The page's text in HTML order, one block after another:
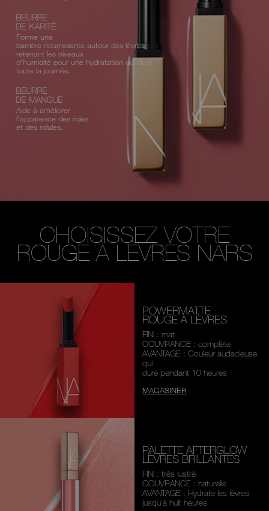
BEURRE
DE KARITÉ
Forme une
barrière nourrissante autour des lèvres
retenant les niveaux
d'humidité pour une hydratation qui dure
toute la journée.
BEURRE
DE MANGUE
Aide à améliorer
l’apparence des rides
et des ridules.
CHOISISSEZ VOTRE
ROUGE À LÈVRES NARS
POWERMATTE
ROUGE À LÈVRES
FINI : mat
COUVRANCE : complète
AVANTAGE : Couleur audacieuse
qui
dure pendant 10 heures
MAGASINER
PALETTE AFTERGLOW
LÈVRES BRILLANTES
FINI : très lustré
COUVRANCE : naturelle
AVANTAGE : Hydrate les lèvres
jusqu’à huit heures